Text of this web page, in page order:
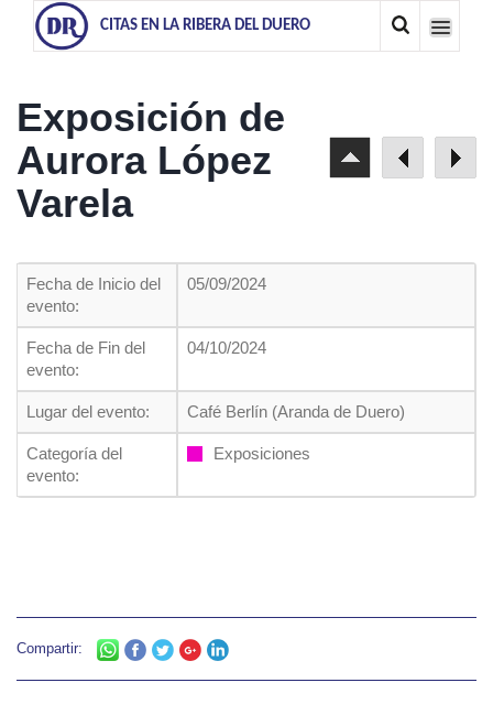
CITAS EN LA RIBERA DEL DUERO
Exposición de
Aurora López
Varela
Fecha de Inicio del
evento:
05/09/2024
Fecha de Fin del
evento:
04/10/2024
Lugar del evento: Café Berlín (Aranda de Duero)
Categoría del
evento:
Exposiciones
Compartir: